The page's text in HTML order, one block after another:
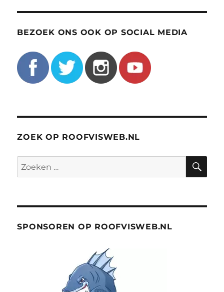
BEZOEK ONS OOK OP SOCIAL MEDIA
ZOEK OP ROOFVISWEB.NL
Zoeken
naar:
SPONSOREN OP ROOFVISWEB.NL